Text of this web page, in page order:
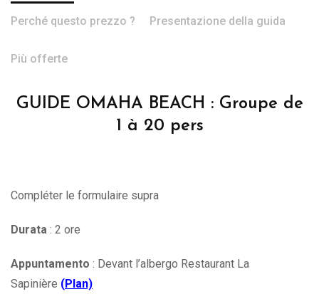
Perché questo prezzo ? Presentazione della guida
Più offerte
GUIDE OMAHA BEACH : Groupe de
1 à 20 pers
Compléter le formulaire supra
Durata : 2 ore
Appuntamento : Devant l’albergo Restaurant La
Sapinière (Plan)